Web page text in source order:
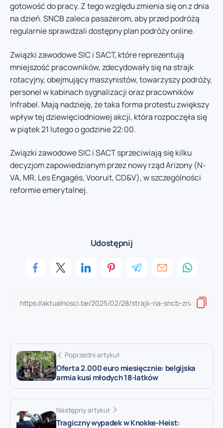
gotowość do pracy. Z tego względu zmienia się on z dnia
na dzień. SNCB zaleca pasażerom, aby przed podróżą
regularnie sprawdzali dostępny plan podróży online.
Związki zawodowe SIC i SACT, które reprezentują
mniejszość pracowników, zdecydowały się na strajk
rotacyjny, obejmujący maszynistów, towarzyszy podróży,
personel w kabinach sygnalizacji oraz pracowników
Infrabel. Mają nadzieję, że taka forma protestu zwiększy
wpływ tej dziewięciodniowej akcji, która rozpoczęła się
w piątek 21 lutego o godzinie 22:00.
Związki zawodowe SIC i SACT sprzeciwiają się kilku
decyzjom zapowiedzianym przez nowy rząd Arizony (N-
VA, MR, Les Engagés, Vooruit, CD&V), w szczególności
reformie emerytalnej.
Udostępnij
Poprzedni artykuł
Oferta 2.000 euro miesięcznie: belgijska
armia kusi młodych 18-latków
Następny artykuł
Tragiczny wypadek w Knokke-Heist: